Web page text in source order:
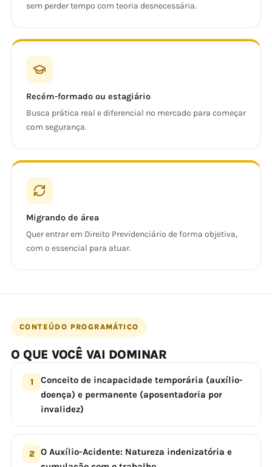
sem perder tempo com teoria desnecessária.
Recém-formado ou estagiário
Busca prática real e diferencial no mercado para começar
com segurança.
Migrando de área
Quer entrar em Direito Previdenciário de forma objetiva,
com o essencial para atuar.
CONTEÚDO PROGRAMÁTICO
O QUE VOCÊ VAI DOMINAR
1
Conceito de incapacidade temporária (auxílio-
doença) e permanente (aposentadoria por
invalidez)
2
O Auxílio-Acidente: Natureza indenizatória e